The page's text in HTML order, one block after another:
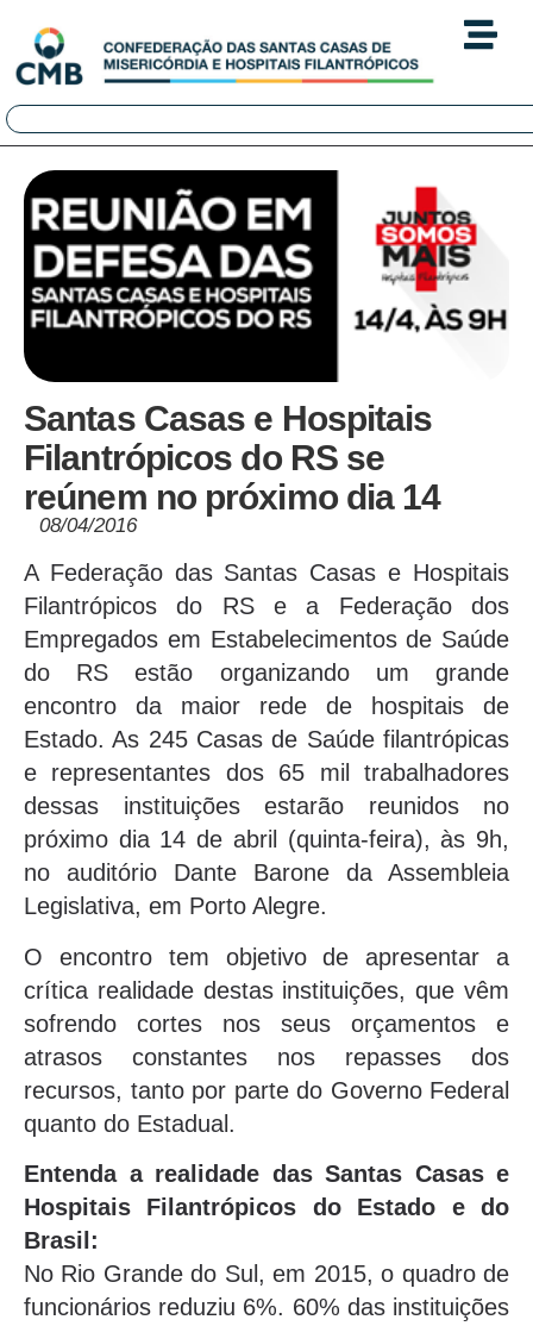
Santas Casas e Hospitais
Filantrópicos do RS se
reúnem no próximo dia 14
08/04/2016
A Federação das Santas Casas e Hospitais
Filantrópicos do RS e a Federação dos
Empregados em Estabelecimentos de Saúde
do RS estão organizando um grande
encontro da maior rede de hospitais de
Estado. As 245 Casas de Saúde filantrópicas
e representantes dos 65 mil trabalhadores
dessas instituições estarão reunidos no
próximo dia 14 de abril (quinta-feira), às 9h,
no auditório Dante Barone da Assembleia
Legislativa, em Porto Alegre.
O encontro tem objetivo de apresentar a
crítica realidade destas instituições, que vêm
sofrendo cortes nos seus orçamentos e
atrasos constantes nos repasses dos
recursos, tanto por parte do Governo Federal
quanto do Estadual.
Entenda a realidade das Santas Casas e
Hospitais Filantrópicos do Estado e do
Brasil:
No Rio Grande do Sul, em 2015, o quadro de
funcionários reduziu 6%. 60% das instituições